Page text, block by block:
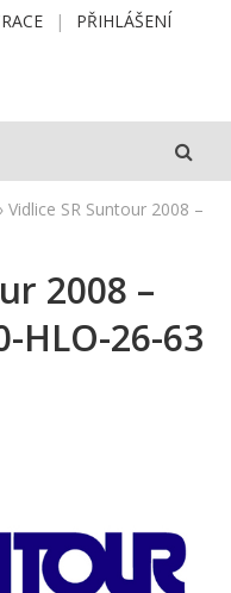
PŘIHLÁŠENÍ
Vidlice SR Suntour 2008 –
2008 –
HLO-26-63